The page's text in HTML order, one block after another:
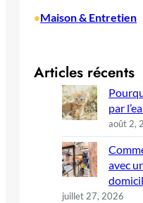
•Maison & Entretien
Articles récents
par
août 2,
avec
juillet 27, 2026